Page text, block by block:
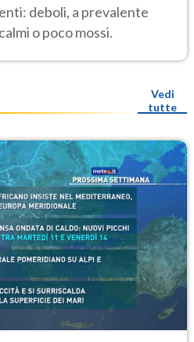
deboli, a prevalente
o poco mossi.
Vedi
tutte